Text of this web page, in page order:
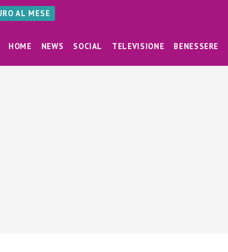
AL MESE
HOME NEWS SOCIAL TELEVISIONE BENESSERE